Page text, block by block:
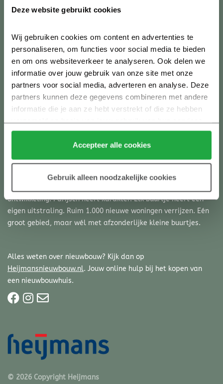
Deze website gebruikt cookies
Wij gebruiken cookies om content en advertenties te
personaliseren, om functies voor social media te bieden
en om ons websiteverkeer te analyseren. Ook delen we
informatie over jouw gebruik van onze site met onze
partners voor social media, adverteren en analyse. Deze
partners kunnen deze gegevens combineren met andere
informatie die je aan ze hebt verstrekt of die ze hebben
verzameld op basis van jouw gebruik van hun services.
Klik hier voor meer informatie over ons cookiebeleid.
Accepteer alle cookies
Gebruik alleen noodzakelijke cookies
veelgestelde vragen
Als geïnteresseerde voor een kavel kun je een afspraak
maken bij:
Brecheisen
nieuwbouw@brecheisen.nl
030-20 036 00
Van Kessel Kroezen
info@vankesselkroezen.nl
Ontdek Parijsch Culemborg
Architectenkavels is onderdeel vanParijsch. Parijsch is niet
ontwikkeling. Parijsch heeft karakter. Elk buurtje heeft een
eigen uitstraling. Ruim 1.000 nieuwe woningen verrijzen. Eén
groot gebied, maar wél met afzonderlijke kleine buurtjes.
Alles weten over nieuwbouw? Kijk dan op
Heijmansnieuwbouw.nl. Jouw online hulp bij het kopen van
een nieuwbouwhuis.
© 2026 Copyright Heijmans